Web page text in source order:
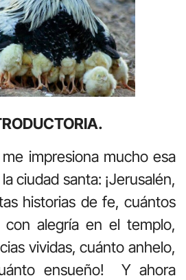
impresiona mucho esa
ciudad santa: ¡Jerusalén,
historias de fe, cuántos
con alegría en el templo,
vividas, cuánto anhelo,
ensueño! Y ahora